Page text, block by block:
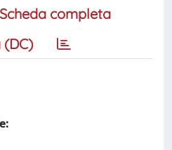
Scheda completa